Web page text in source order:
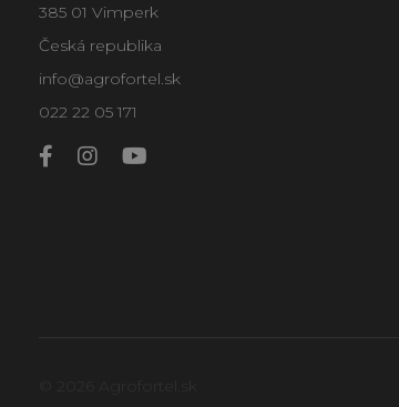
385 01 Vimperk
Česká republika
info@agrofortel.sk
022 22 05 171